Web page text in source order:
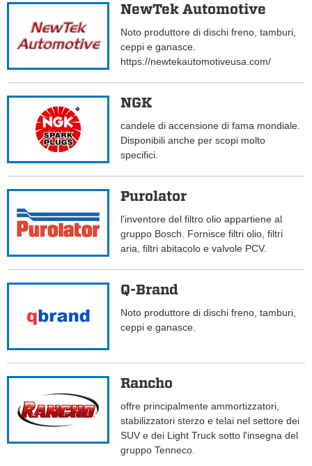
NewTek Automotive
Noto produttore di dischi freno, tamburi,
ceppi e ganasce.
https://newtekautomotiveusa.com/
NGK
candele di accensione di fama mondiale.
Disponibili anche per scopi molto
specifici.
Purolator
l'inventore del filtro olio appartiene al
gruppo Bosch. Fornisce filtri olio, filtri
aria, filtri abitacolo e valvole PCV.
Q-Brand
Noto produttore di dischi freno, tamburi,
ceppi e ganasce.
Rancho
offre principalmente ammortizzatori,
stabilizzatori sterzo e telai nel settore dei
SUV e dei Light Truck sotto l'insegna del
gruppo Tenneco.